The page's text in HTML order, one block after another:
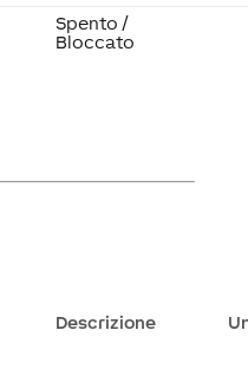
Spento /
Bloccato
Descrizione